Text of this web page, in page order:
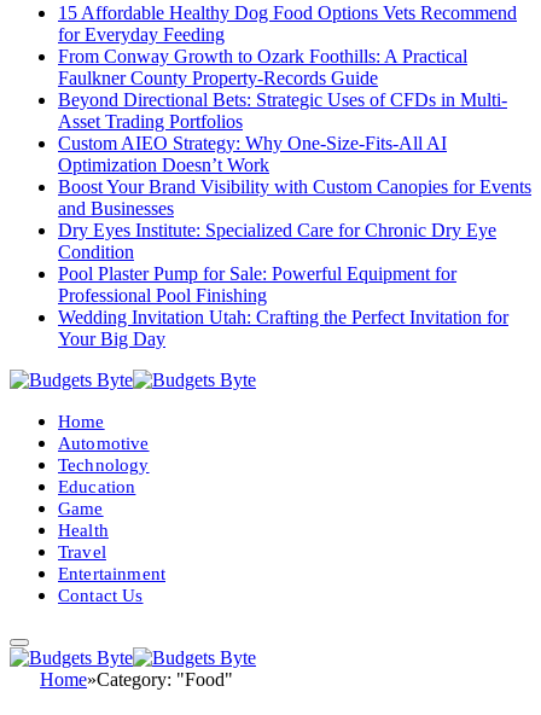
15 Affordable Healthy Dog Food Options Vets Recommend
for Everyday Feeding
From Conway Growth to Ozark Foothills: A Practical
Faulkner County Property-Records Guide
Beyond Directional Bets: Strategic Uses of CFDs in Multi-
Asset Trading Portfolios
Custom AIEO Strategy: Why One-Size-Fits-All AI
Optimization Doesn’t Work
Boost Your Brand Visibility with Custom Canopies for Events
and Businesses
Dry Eyes Institute: Specialized Care for Chronic Dry Eye
Condition
Pool Plaster Pump for Sale: Powerful Equipment for
Professional Pool Finishing
Wedding Invitation Utah: Crafting the Perfect Invitation for
Your Big Day
Home
Automotive
Technology
Education
Game
Health
Travel
Entertainment
Contact Us
Home»Category: "Food"